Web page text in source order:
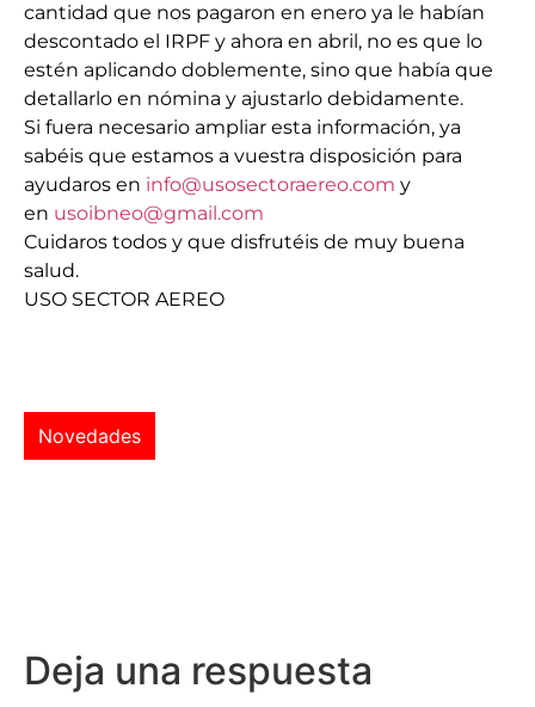
cantidad que nos pagaron en enero ya le habían
descontado el IRPF y ahora en abril, no es que lo
estén aplicando doblemente, sino que había que
detallarlo en nómina y ajustarlo debidamente.
Si fuera necesario ampliar esta información, ya
sabéis que estamos a vuestra disposición para
ayudaros en info@usosectoraereo.com y
en usoibneo@gmail.com
Cuidaros todos y que disfrutéis de muy buena
salud.
USO SECTOR AEREO
Novedades
Deja una respuesta